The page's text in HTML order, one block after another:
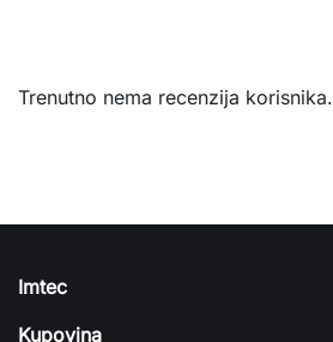
Trenutno nema recenzija korisnika.
Imtec
Kupovina